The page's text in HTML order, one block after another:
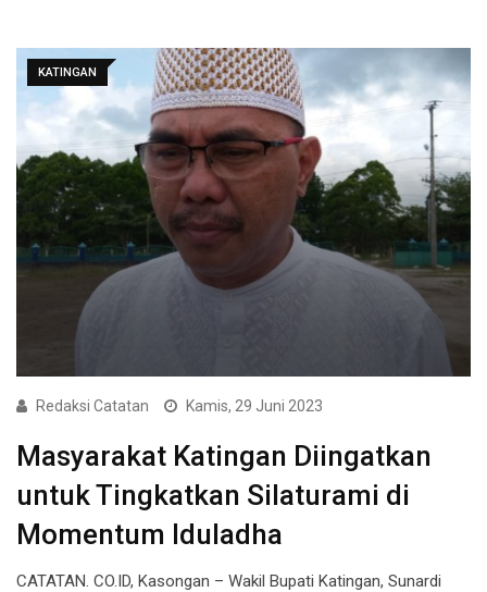
KATINGAN
Redaksi Catatan Kamis, 29 Juni 2023
Masyarakat Katingan Diingatkan
untuk Tingkatkan Silaturami di
Momentum Iduladha
CATATAN. CO.ID, Kasongan – Wakil Bupati Katingan, Sunardi